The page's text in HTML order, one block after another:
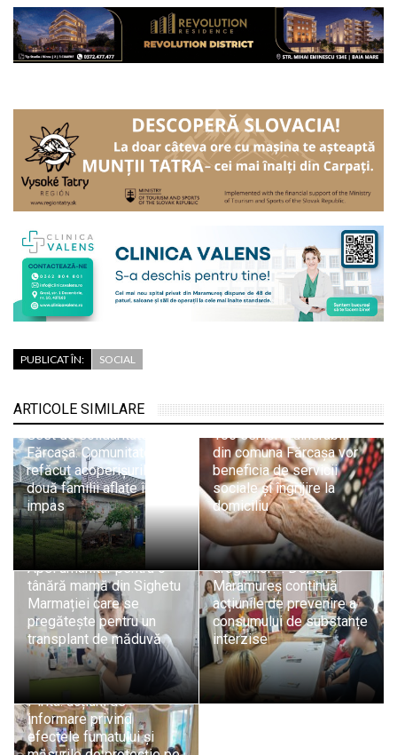
PUBLICAT ÎN: SOCIAL
ARTICOLE SIMILARE
Gest de solidaritate în
Fărcașa: Comunitatea a
refăcut acoperișurile a
două familii aflate în
impas
106 seniori vulnerabili
din comuna Fărcașa vor
beneficia de servicii
sociale și îngrijire la
domiciliu
Apel umanitar pentru o
tânără mamă din Sighetu
Marmației care se
pregătește pentru un
transplant de măduvă
„Alege viața! Spune NU
drogurilor!”: DGASPC
Maramureș continuă
acțiunile de prevenire a
consumului de substanțe
interzise
Educație pentru sănătate
în rândul mamelor din
Pirita: acțiuni de
informare privind
efectele fumatului și